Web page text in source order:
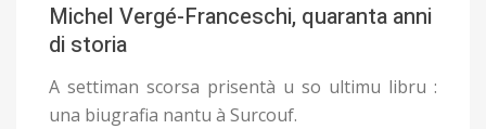
Michel Vergé-Franceschi, quaranta anni
di storia
A settiman scorsa prisentà u so ultimu libru :
una biugrafia nantu à Surcouf.